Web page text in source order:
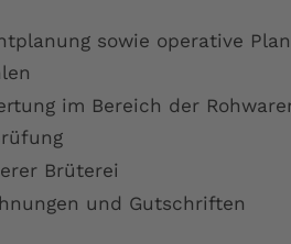
sowie operative
im Bereich der
Brüterei
und Gutschriften